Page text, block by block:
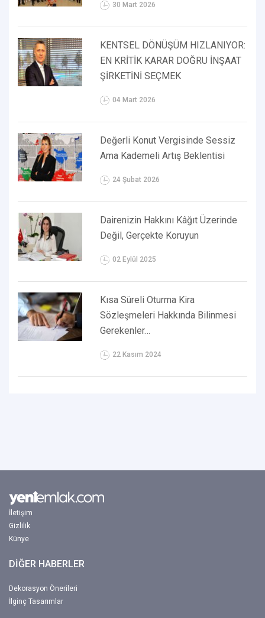
30 Mart 2026
KENTSEL DÖNÜŞÜM HIZLANIYOR:
EN KRİTİK KARAR DOĞRU İNŞAAT
ŞİRKETİNİ SEÇMEK
04 Mart 2026
Değerli Konut Vergisinde Sessiz
Ama Kademeli Artış Beklentisi
24 Şubat 2026
Dairenizin Hakkını Kâğıt Üzerinde
Değil, Gerçekte Koruyun
02 Eylül 2025
Kısa Süreli Oturma Kira
Sözleşmeleri Hakkında Bilinmesi
Gerekenler…
22 Kasım 2024
İletişim
Gizlilik
Künye
DİĞER HABERLER
Dekorasyon Önerileri
İlginç Tasarımlar